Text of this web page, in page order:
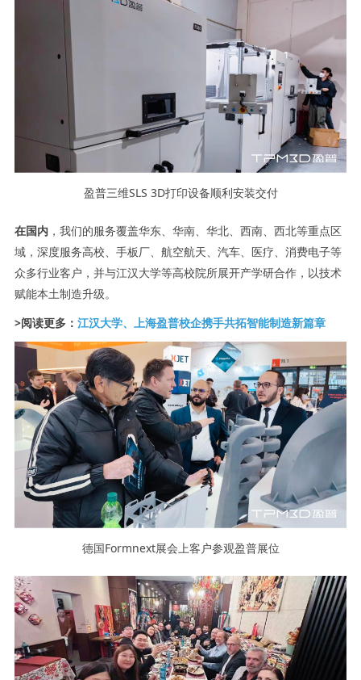
盈普三维SLS 3D打印设备顺利安装交付
在国内，我们的服务覆盖华东、华南、华北、西南、西北等重点区
域，深度服务高校、手板厂、航空航天、汽车、医疗、消费电子等
众多行业客户，并与江汉大学等高校院所展开产学研合作，以技术
赋能本土制造升级。
>阅读更多： 江汉大学、上海盈普校企携手共拓智能制造新篇章
德国Formnext展会上客户参观盈普展位